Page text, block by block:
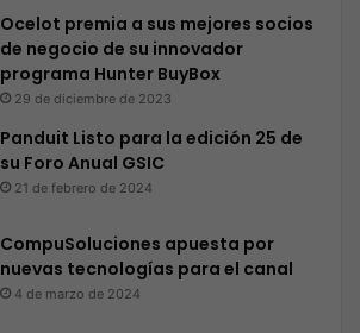
Ocelot premia a sus mejores socios
de negocio de su innovador
programa Hunter BuyBox
29 de diciembre de 2023
Panduit Listo para la edición 25 de
su Foro Anual GSIC
21 de febrero de 2024
CompuSoluciones apuesta por
nuevas tecnologías para el canal
4 de marzo de 2024